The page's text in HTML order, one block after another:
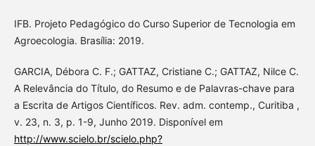
IFB. Projeto Pedagógico do Curso Superior de Tecnologia em
Agroecologia. Brasília: 2019.
GARCIA, Débora C. F.; GATTAZ, Cristiane C.; GATTAZ, Nilce C.
A Relevância do Título, do Resumo e de Palavras-chave para
a Escrita de Artigos Científicos. Rev. adm. contemp., Curitiba ,
v. 23, n. 3, p. 1-9, Junho 2019. Disponível em
http://www.scielo.br/scielo.php?